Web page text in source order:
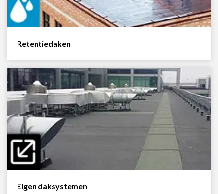
Retentiedaken
Eigen daksystemen